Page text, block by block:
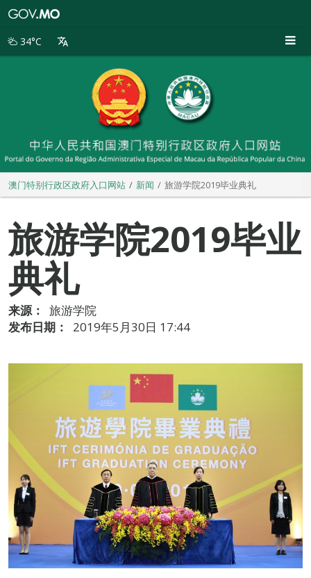
别
34°C
澳门特别行政区政府入口网站 新闻 旅游学院2019毕业典礼
旅游学院2019毕业
典礼
来源：
旅游学院
发布日期：
2019年5月30日 17:44